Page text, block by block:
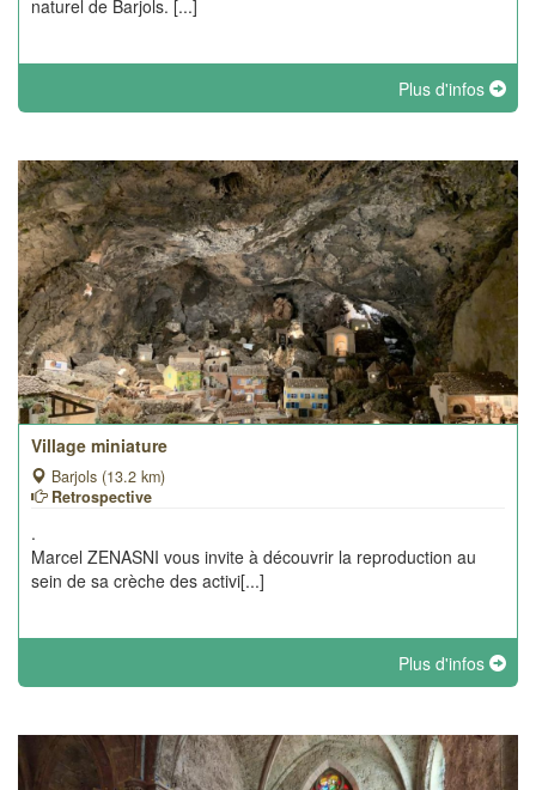
naturel de Barjols. [...]
Plus d'infos
Village miniature
Barjols (13.2 km)
Retrospective
.
Marcel ZENASNI vous invite à découvrir la reproduction au
sein de sa crèche des activi[...]
Plus d'infos